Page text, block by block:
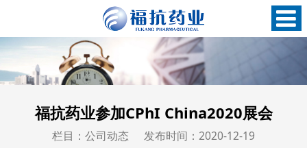
福抗药业参加CPhI China2020展会
栏目：公司动态 发布时间：2020-12-19